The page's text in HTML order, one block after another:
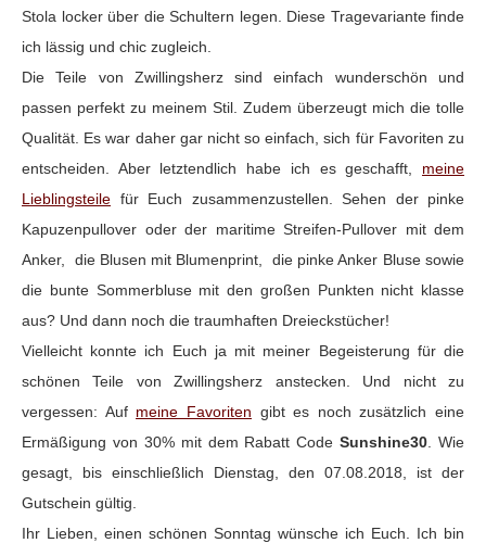
Stola locker über die Schultern legen. Diese Tragevariante finde
ich lässig und chic zugleich.
Die Teile von Zwillingsherz sind einfach wunderschön und
passen perfekt zu meinem Stil. Zudem überzeugt mich die tolle
Qualität. Es war daher gar nicht so einfach, sich für Favoriten zu
entscheiden. Aber letztendlich habe ich es geschafft, meine
Lieblingsteile für Euch zusammenzustellen. Sehen der pinke
Kapuzenpullover oder der maritime Streifen-Pullover mit dem
Anker, die Blusen mit Blumenprint, die pinke Anker Bluse sowie
die bunte Sommerbluse mit den großen Punkten nicht klasse
aus? Und dann noch die traumhaften Dreieckstücher!
Vielleicht konnte ich Euch ja mit meiner Begeisterung für die
schönen Teile von Zwillingsherz anstecken. Und nicht zu
vergessen: Auf meine Favoriten gibt es noch zusätzlich eine
Ermäßigung von 30% mit dem Rabatt CodeSunshine30 . Wie
gesagt, bis einschließlich Dienstag, den 07.08.2018, ist der
Gutschein gültig.
Ihr Lieben, einen schönen Sonntag wünsche ich Euch. Ich bin